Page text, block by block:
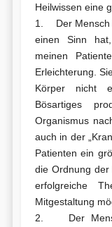
Heilwissen eine
1. Der Mensch
einen Sinn
meinen
Erleichterung.
Körper nicht
Bösartiges
Organismus
auch in der
Patienten ein
die Ordnung
erfolgreiche
Mitgestaltung
2. Der